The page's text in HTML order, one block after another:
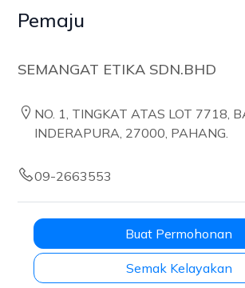
Pemaju
SEMANGAT ETIKA SDN.BHD
NO. 1, TINGKAT ATAS LOT 7718,
INDERAPURA, 27000, PAHANG.
09-2663553
Buat Permohonan
Semak Kelayakan